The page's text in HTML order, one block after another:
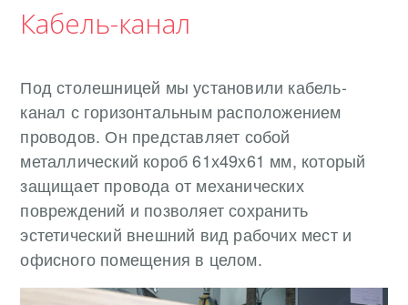
Кабель-канал
Под столешницей мы установили кабель-
канал с горизонтальным расположением
проводов. Он представляет собой
металлический короб 61х49х61 мм, который
защищает провода от механических
повреждений и позволяет сохранить
эстетический внешний вид рабочих мест и
офисного помещения в целом.